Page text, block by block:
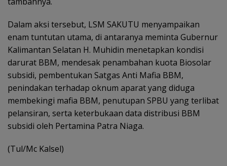
Dalam aksi tersebut, LSM SAKUTU menyampaikan
enam tuntutan utama, di antaranya meminta Gubernur
Kalimantan Selatan H. Muhidin menetapkan kondisi
darurat BBM, mendesak penambahan kuota Biosolar
subsidi, pembentukan Satgas Anti Mafia BBM,
penindakan terhadap oknum aparat yang diduga
membekingi mafia BBM, penutupan SPBU yang terlibat
pelansiran, serta keterbukaan data distribusi BBM
subsidi oleh Pertamina Patra Niaga.
(Tul/Mc Kalsel)